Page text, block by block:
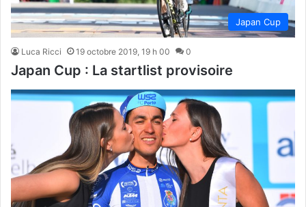
Japan Cup
Luca Ricci 19 octobre 2019, 19 h 00 0
Japan Cup : La startlist provisoire